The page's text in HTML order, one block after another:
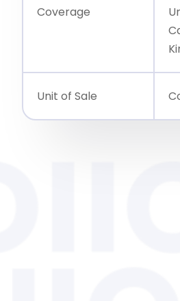
Coverage
Unit of Sale